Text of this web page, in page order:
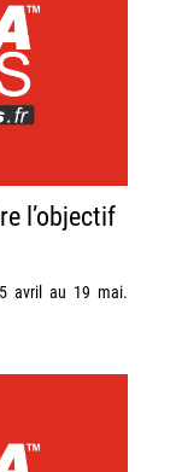
l’objectif
avril au 19 mai.